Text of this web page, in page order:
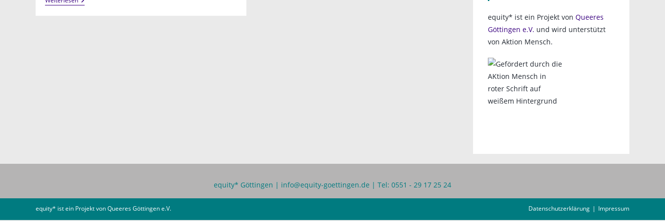
Queers
equity* ist ein Projekt von Queeres
Göttingen e.V. und wird unterstützt
von Aktion Mensch.
equity* Göttingen | info@equity-goettingen.de | Tel: 0551 - 29 17 25 24
Datenschutzerklärung Impressum
equity* ist ein Projekt vonQueeres Göttingen e.V.